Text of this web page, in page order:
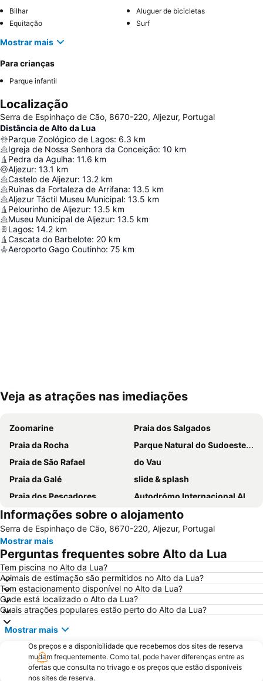
Bilhar
Aluguer de bicicletas
Equitação
Surf
Mostrar mais
Para crianças
Parque infantil
Localização
Serra de Espinhaço de Cão, 8670-220, Aljezur, Portugal
Distância de Alto da Lua
Parque Zoológico de Lagos: 6.3 km
Igreja de Nossa Senhora da Conceição: 10 km
Pedra da Agulha: 11.6 km
Aljezur: 13.1 km
Castelo de Aljezur: 13.2 km
Ruínas da Fortaleza de Arrifana: 13.5 km
Aljezur Táctil Museu Municipal: 13.5 km
Pelourinho de Aljezur: 13.5 km
Museu Municipal de Aljezur: 13.5 km
Lagos: 14.2 km
Cascata do Barbelote: 20 km
Aeroporto Gago Coutinho: 75 km
Ampliar mapa
Veja as atrações nas imediações
Zoomarine
Praia dos Salgados
Praia da Rocha
Parque Natural do Sudoeste Alentejano e Costa Vicentina
Praia de São Rafael
do Vau
Praia da Galé
slide & splash
Praia dos Pescadores
Autodrómo Internacional Algarve
Carvalhal
de Armação de Pera
Meia Praia
Praia da Zambujeira do Mar
Praia de Odeceixe
Marina de Portimão
Praia do Carvoeiro
Praia da Arrifana
Inatel Beach
Marina de Albufeira
AlgarveShopping
Praia Dona Ana
Do Alvor
Ferreiras
Aqualand Algarve
Prainha
do Monte Clérigo
Areias de São João
Praia do Burgau
Informações sobre o alojamento
Serra de Espinhaço de Cão, 8670-220, Aljezur, Portugal
Mostrar mais
Perguntas frequentes sobre Alto da Lua
Tem piscina no Alto da Lua?
Animais de estimação são permitidos no Alto da Lua?
Tem estacionamento disponível no Alto da Lua?
Onde está localizado o Alto da Lua?
Quais atrações populares estão perto do Alto da Lua?
Mostrar mais
Os preços e a disponibilidade que recebemos dos sites de reserva
mudam frequentemente. Como tal, pode haver diferenças entre as
ofertas que consulta no trivago e os preços que estão disponíveis
nos sites de reserva.